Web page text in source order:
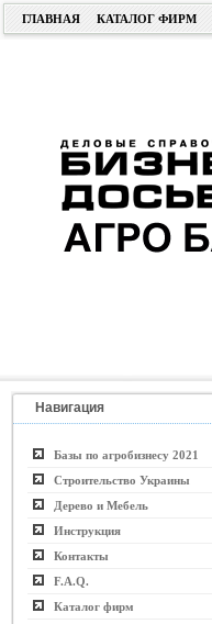
ГЛАВНАЯ КАТАЛОГ ФИРМ
Навигация
Базы по агробизнесу 2021
Строительство Украины
Дерево и Мебель
Инструкция
Контакты
F.A.Q.
Каталог фирм